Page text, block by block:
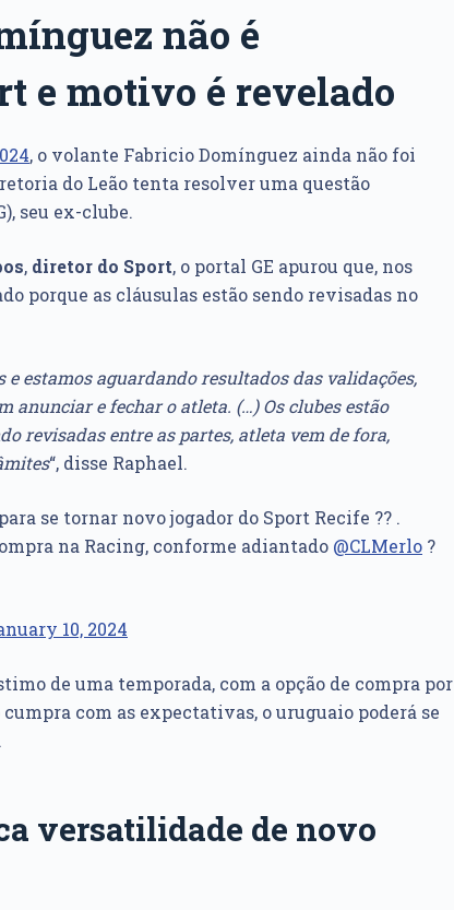
não é
e motivo é revelado
, o volante Fabricio Domínguez ainda não foi
do Leão tenta resolver uma questão
seu ex-clube.
, diretor do Sport, o portal GE apurou que, nos
porque as cláusulas estão sendo revisadas no
e estamos aguardando resultados das validações,
anunciar e fechar o atleta. (…) Os clubes estão
revisadas entre as partes, atleta vem de fora,
“, disse Raphael.
se tornar novo jogador do Sport Recife ?? .
na Racing, conforme adiantado @CLMerlo ?
10, 2024
de uma temporada, com a opção de compra por
com as expectativas, o uruguaio poderá se
versatilidade de novo